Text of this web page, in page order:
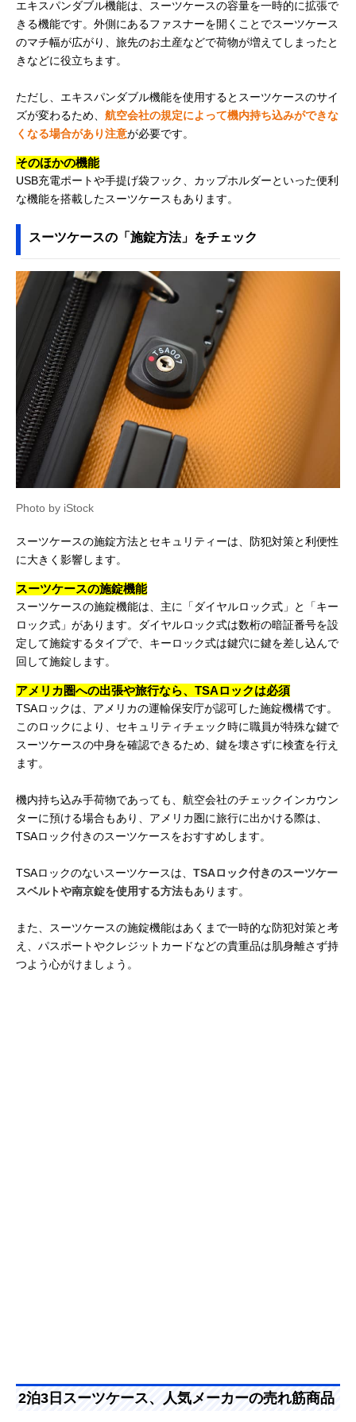
エキスパンダブル機能は、スーツケースの容量を一時的に拡張で
きる機能です。外側にあるファスナーを開くことでスーツケース
のマチ幅が広がり、旅先のお土産などで荷物が増えてしまったと
きなどに役立ちます。
ただし、エキスパンダブル機能を使用するとスーツケースのサイ
ズが変わるため、 航空会社の規定によって機内持ち込みができな
くなる場合があり注意が必要です。
そのほかの機能
USB充電ポートや手提げ袋フック、カップホルダーといった便利
な機能を搭載したスーツケースもあります。
スーツケースの「施錠方法」をチェック
Photo by iStock
スーツケースの施錠方法とセキュリティーは、防犯対策と利便性
に大きく影響します。
スーツケースの施錠機能
スーツケースの施錠機能は、主に「ダイヤルロック式」と「キー
ロック式」があります。ダイヤルロック式は数桁の暗証番号を設
定して施錠するタイプで、キーロック式は鍵穴に鍵を差し込んで
回して施錠します。
アメリカ圏への出張や旅行なら、TSAロックは必須
TSAロックは、アメリカの運輸保安庁が認可した施錠機構です。
このロックにより、セキュリティチェック時に職員が特殊な鍵で
スーツケースの中身を確認できるため、鍵を壊さずに検査を行え
ます。
機内持ち込み手荷物であっても、航空会社のチェックインカウン
ターに預ける場合もあり、アメリカ圏に旅行に出かける際は、
TSAロック付きのスーツケースをおすすめします。
TSAロックのないスーツケースは、 TSAロック付きのスーツケー
スベルトや南京錠を使用する方法もあります。
また、スーツケースの施錠機能はあくまで一時的な防犯対策と考
え、パスポートやクレジットカードなどの貴重品は肌身離さず持
つよう心がけましょう。
2泊3日スーツケース、人気メーカーの売れ筋商品